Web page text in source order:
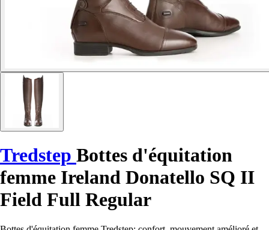
Tredstep Bottes d'équitation
femme Ireland Donatello SQ II
Field Full Regular